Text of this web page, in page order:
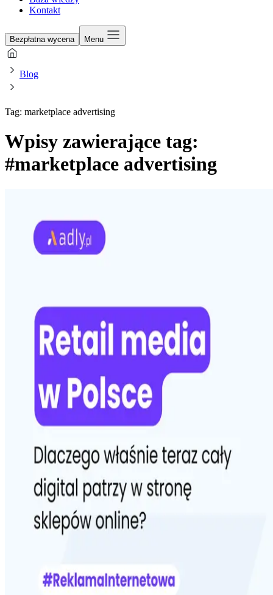
Kontakt
Bezpłatna wycena Menu
Blog
Tag: marketplace advertising
Wpisy zawierające tag:
#marketplace advertising